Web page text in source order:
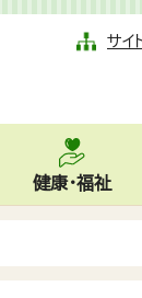
サイ
健康・福祉